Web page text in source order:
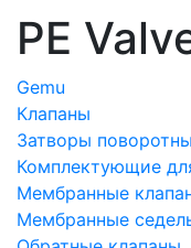
PE
Gemu
Клапаны
Затворы
Комплектующие
Мембранные
Мембранные